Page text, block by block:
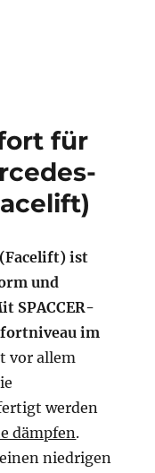
für
ist
und
SPACCER-
im
vor allem
werden
dämpfen.
niedrigen